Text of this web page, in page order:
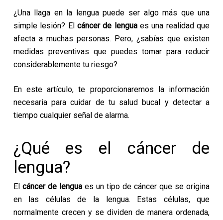
¿Una llaga en la lengua puede ser algo más que una
simple lesión? El cáncer de lenguaes una realidad que
afecta a muchas personas. Pero, ¿sabías que existen
medidas preventivas que puedes tomar para reducir
considerablemente tu riesgo?
En este artículo, te proporcionaremos la información
necesaria para cuidar de tu salud bucal y detectar a
tiempo cualquier señal de alarma.
¿Qué es el cáncer de
lengua?
El cáncer de lengua es un tipo de cáncer que se origina
en las células de la lengua. Estas células, que
normalmente crecen y se dividen de manera ordenada,